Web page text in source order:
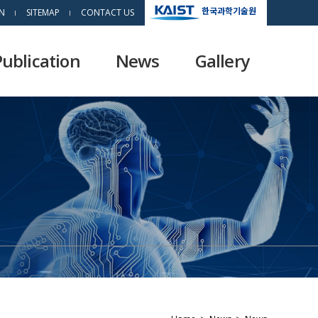
SITEMAP CONTACT US 한국과학기술원
News Gallery